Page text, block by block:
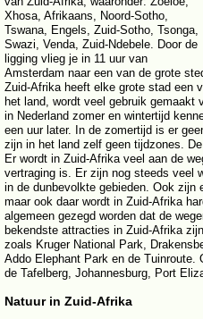
Xhosa, Afrikaans, Noord-Sotho,
Tswana, Engels, Zuid-Sotho, Tsonga,
Swazi, Venda, Zuid-Ndebele. Door de
ligging vlieg je in 11 uur van
Amsterdam naar een van de grote
Zuid-Afrika heeft elke grote stad een
het land, wordt veel gebruik gemaakt
in Nederland zomer en wintertijd
een uur later. In de zomertijd is er
zijn in het land zelf geen tijdzones.
Er wordt in Zuid-Afrika veel aan de
vertraging is. Er zijn nog steeds veel
in de dunbevolkte gebieden. Ook zijn
maar ook daar wordt in Zuid-Afrika
algemeen gezegd worden dat de
bekendste attracties in Zuid-Afrika
zoals Kruger National Park,
Addo Elephant Park en de
de Tafelberg, Johannesburg, Port
Natuur in Zuid-Afrika